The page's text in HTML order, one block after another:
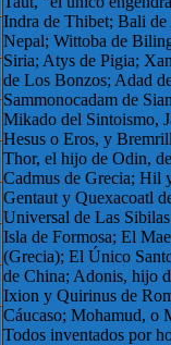
Indra de Thibet; Bali de
Nepal; Wittoba de
Siria; Atys de Pigia;
de Los Bonzos; Adad
Sammonocadam de
Mikado del Sintoismo,
Hesus o Eros, y
Thor, el hijo de Odin,
Cadmus de Grecia; Hil
Gentaut y Quexacoatl
Universal de Las
Isla de Formosa; El
(Grecia); El Único
de China; Adonis, hijo
Ixion y Quirinus de
Cáucaso; Mohamud, o
Todos inventados por